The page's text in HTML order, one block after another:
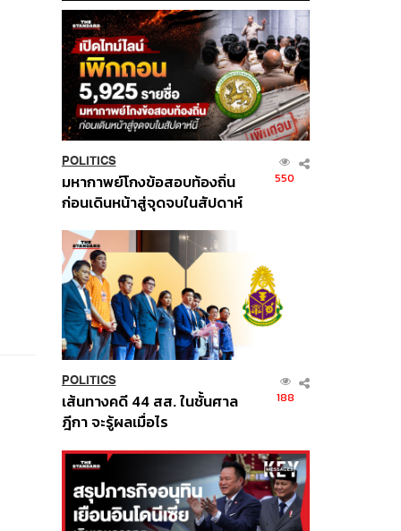
POLITICS
มหากาพย์โกงข้อสอบท้องถิ่น
ก่อนเดินหน้าสู่จุดจบในสัปดาห์
550
POLITICS
เส้นทางคดี 44 สส. ในชั้นศาล
ฎีกา จะรู้ผลเมื่อไร
188